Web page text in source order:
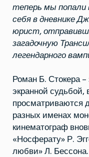
теперь мы попали
себя в дневнике
юрист,
загадочную
легендарного
Роман Б. Стокера –
экранной судьбой,
просматриваются
разных именах
кинематограф
«Носферату» Р.
любви» Л.